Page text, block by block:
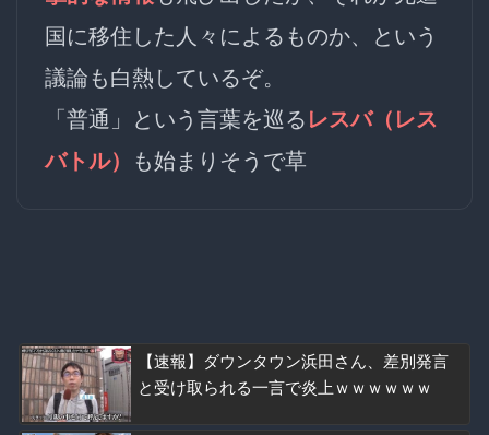
国に移住した人々によるものか、という
議論も白熱しているぞ。
「普通」という言葉を巡る レスバ（レス
バトル）
も始まりそうで草
【速報】ダウンタウン浜田さん、差別発言
と受け取られる一言で炎上ｗｗｗｗｗｗ